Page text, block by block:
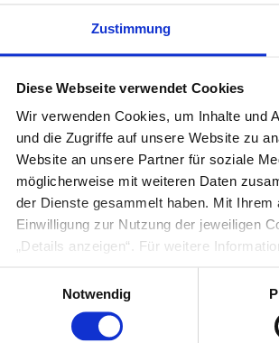
Zustimmung
Diese Webseite verwendet Cookies
Wir verwenden Cookies, um Inhalte und
und die Zugriffe auf unsere Website zu
Website an unsere Partner für soziale
möglicherweise mit weiteren Daten
der Dienste gesammelt haben. Mit
Einwilligung zur Nutzung der jeweiligen
„Details anzeigen“. Für weitere
Notwendig
und am Bauen
von Anfang an